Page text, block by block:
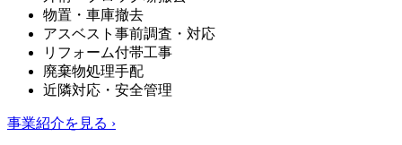
物置・車庫撤去
アスベスト事前調査・対応
リフォーム付帯工事
廃棄物処理手配
近隣対応・安全管理
事業紹介を見る ›